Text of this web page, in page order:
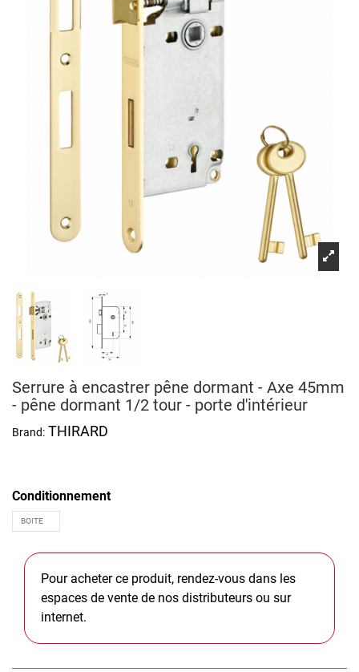
Serrure à encastrer pêne dormant - Axe 45mm
- pêne dormant 1/2 tour - porte d'intérieur
Brand: THIRARD
Conditionnement
Pour acheter ce produit, rendez-vous dans les
espaces de vente de nos distributeurs ou sur
internet.